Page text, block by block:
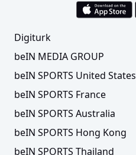
Digiturk
beIN MEDIA GROUP
beIN SPORTS United States
beIN SPORTS France
beIN SPORTS Australia
beIN SPORTS Hong Kong
beIN SPORTS Thailand